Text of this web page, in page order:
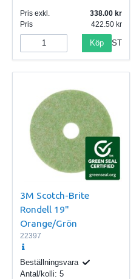
Pris exkl.
338.00
Pris
422.50
Köp ST
3M Scotch-Brite
Rondell 19"
Orange/Grön
22397
Beställningsvara
Antal/kolli: 5